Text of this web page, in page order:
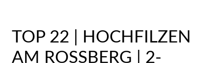
TOP 22 | HOCHFILZEN
AM ROSSBERG | 2-